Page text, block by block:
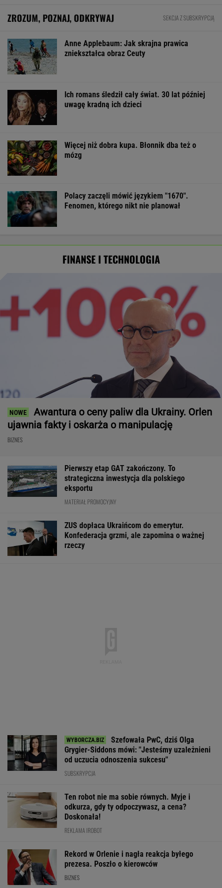
ZROZUM, POZNAJ, ODKRYWAJ SEKCJA Z SUBSKRYPCJĄ
Anne Applebaum: Jak skrajna prawica
zniekształca obraz Ceuty
Ich romans śledził cały świat. 30 lat później
uwagę kradną ich dzieci
Więcej niż dobra kupa. Błonnik dba też o
mózg
Polacy zaczęli mówić językiem "1670".
Fenomen, którego nikt nie planował
FINANSE I TECHNOLOGIA
Awantura o ceny paliw dla Ukrainy. Orlen
ujawnia fakty i oskarża o manipulację
BIZNES
Pierwszy etap GAT zakończony. To
strategiczna inwestycja dla polskiego
eksportu
MATERIAŁ PROMOCYJNY
ZUS dopłaca Ukraińcom do emerytur.
Konfederacja grzmi, ale zapomina o ważnej
rzeczy
Szefowała PwC, dziś Olga
Grygier-Siddons mówi: "Jesteśmy uzależnieni
od uczucia odnoszenia sukcesu"
SUBSKRYPCJA
Ten robot nie ma sobie równych. Myje i
odkurza, gdy ty odpoczywasz, a cena?
Doskonała!
REKLAMA IROBOT
Rekord w Orlenie i nagła reakcja byłego
prezesa. Poszło o kierowców
BIZNES